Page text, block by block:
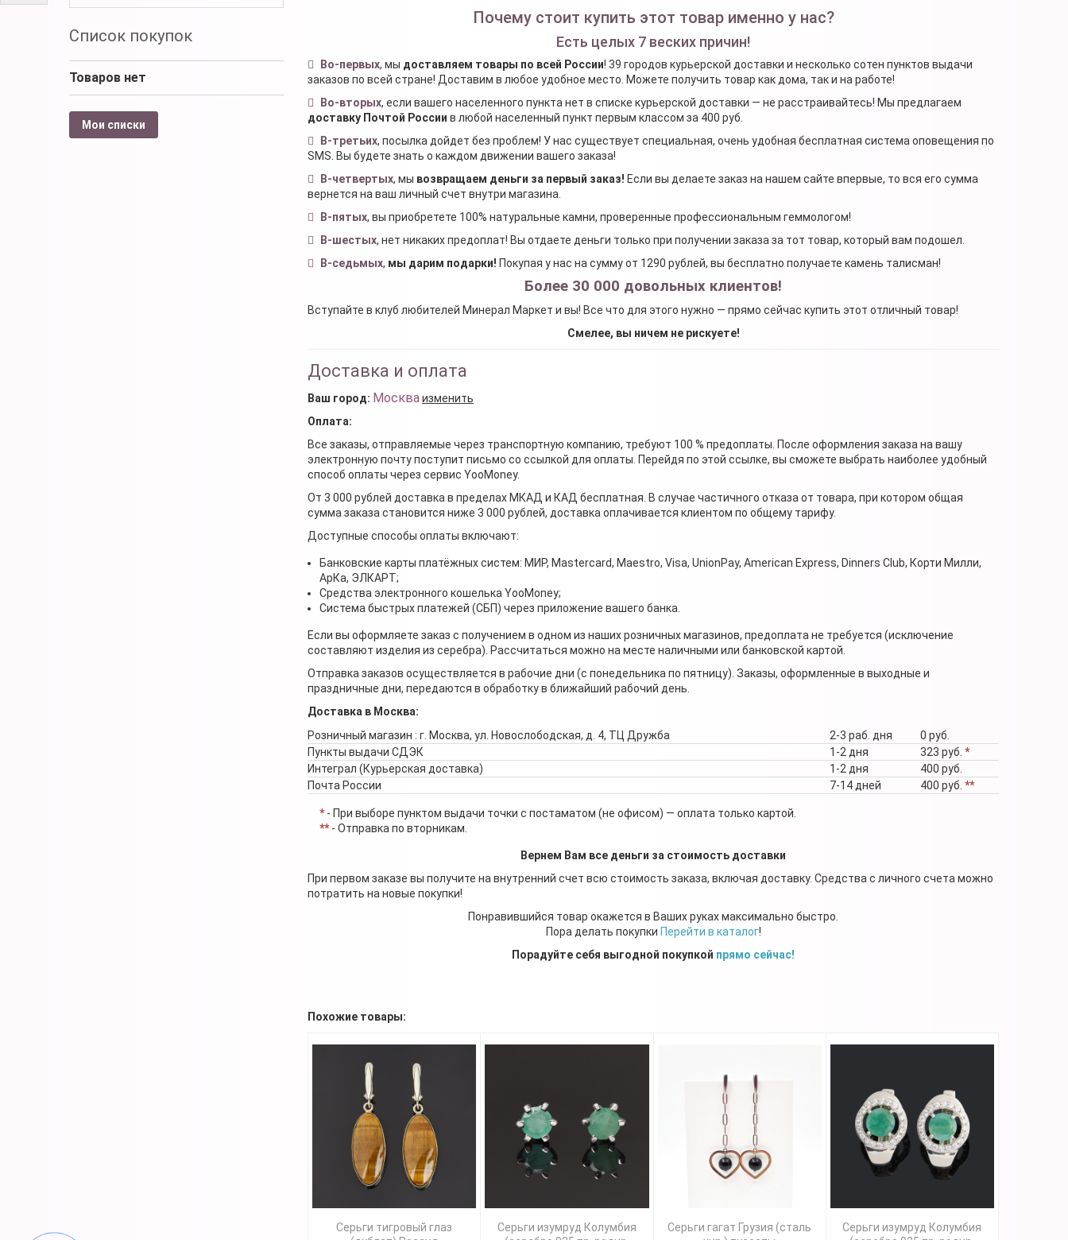
Список покупок
Товаров нет
Мои списки
Почему стоит купить этот товар именно у нас?
Есть целых 7 веских причин!
Во-первых, мы доставляем товары по всей России! 39 городов курьерской доставки и несколько сотен пунктов выдачи
заказов по всей стране! Доставим в любое удобное место. Можете получить товар как дома, так и на работе!
Во-вторых, если вашего населенного пункта нет в списке курьерской доставки — не расстраивайтесь! Мы предлагаем
доставку Почтой России в любой населенный пункт первым классом за 400 руб.
В-третьих, посылка дойдет без проблем! У нас существует специальная, очень удобная бесплатная система оповещения по
SMS. Вы будете знать о каждом движении вашего заказа!
В-четвертых, мы возвращаем деньги за первый заказ! Если вы делаете заказ на нашем сайте впервые, то вся его сумма
вернется на ваш личный счет внутри магазина.
В-пятых, вы приобретете 100% натуральные камни, проверенные профессиональным геммологом!
В-шестых, нет никаких предоплат! Вы отдаете деньги только при получении заказа за тот товар, который вам подошел.
В-седьмых, мы дарим подарки! Покупая у нас на сумму от 1290 рублей, вы бесплатно получаете камень талисман!
Более 30 000 довольных клиентов!
Вступайте в клуб любителей Минерал Маркет и вы! Все что для этого нужно — прямо сейчас купить этот отличный товар!
Смелее, вы ничем не рискуете!
Доставка и оплата
Ваш город: Москваизменить
Оплата:
Все заказы, отправляемые через транспортную компанию, требуют 100 % предоплаты. После оформления заказа на вашу
электронную почту поступит письмо со ссылкой для оплаты. Перейдя по этой ссылке, вы сможете выбрать наиболее удобный
способ оплаты через сервис YooMoney.
От 3 000 рублей доставка в пределах МКАД и КАД бесплатная. В случае частичного отказа от товара, при котором общая
сумма заказа становится ниже 3 000 рублей, доставка оплачивается клиентом по общему тарифу.
Доступные способы оплаты включают:
Банковские карты платёжных систем: МИР, Mastercard, Maestro, Visa, UnionPay, American Express, Dinners Club, Корти Милли,
АрКа, ЭЛКАРТ;
Средства электронного кошелька YooMoney;
Система быстрых платежей (СБП) через приложение вашего банка.
Если вы оформляете заказ с получением в одном из наших розничных магазинов, предоплата не требуется (исключение
составляют изделия из серебра). Рассчитаться можно на месте наличными или банковской картой.
Отправка заказов осуществляется в рабочие дни (с понедельника по пятницу). Заказы, оформленные в выходные и
праздничные дни, передаются в обработку в ближайший рабочий день.
Доставка в Москва:
Розничный магазин : г. Москва, ул. Новослободская, д. 4, ТЦ Дружба
2-3 раб. дня
0 руб.
Пункты выдачи СДЭК
1-2 дня 323 руб. *
Интеграл (Курьерская доставка)
1-2 дня
400 руб.
Почта России
7-14 дней 400 руб. **
*- При выборе пунктом выдачи точки с постаматом (не офисом) — оплата только картой.
**- Отправка по вторникам.
Вернем Вам все деньги за стоимость доставки
При первом заказе вы получите на внутренний счет всю стоимость заказа, включая доставку. Средства с личного счета можно
потратить на новые покупки!
Понравившийся товар окажется в Ваших руках максимально быстро.
Пора делать покупки Перейти в каталог!
Порадуйте себя выгодной покупкой прямо сейчас!
Похожие товары:
Серьги тигровый глаз
Серьги изумруд Колумбия
Серьги гагат Грузия (сталь
Серьги изумруд Колумбия